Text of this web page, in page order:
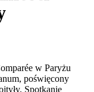
w Paryżu
poświęcony
Spotkanie